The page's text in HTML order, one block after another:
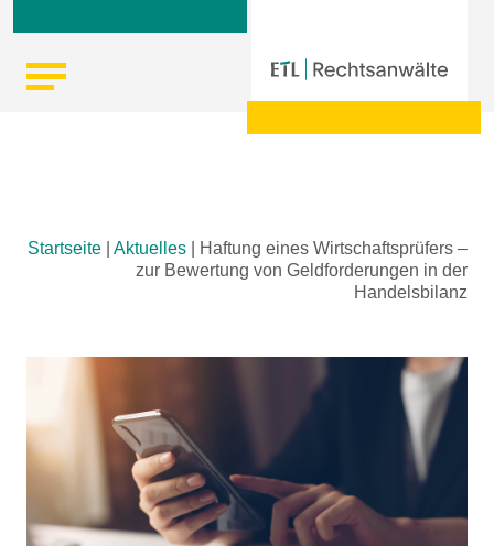
Startseite Aktuelles
Haftung eines Wirtschaftsprüfers –
zur Bewertung von Geldforderungen in der
Handelsbilanz